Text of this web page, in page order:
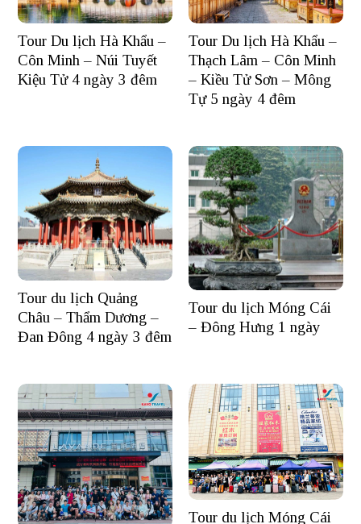
Tour Du lịch Hà Khẩu –
Côn Minh – Núi Tuyết
Kiệu Tử 4 ngày 3 đêm
Tour Du lịch Hà Khẩu –
Thạch Lâm – Côn Minh
– Kiều Tử Sơn – Mông
Tự 5 ngày 4 đêm
Tour du lịch Quảng
Châu – Thẩm Dương –
Đan Đông 4 ngày 3 đêm
Tour du lịch Móng Cái
– Đông Hưng 1 ngày
Tour du lịch Móng Cái